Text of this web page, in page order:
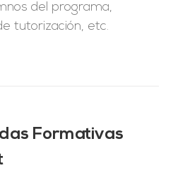
del programa,
tutorización, etc.
Formativas